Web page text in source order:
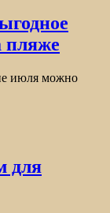
пляже
июля можно
для